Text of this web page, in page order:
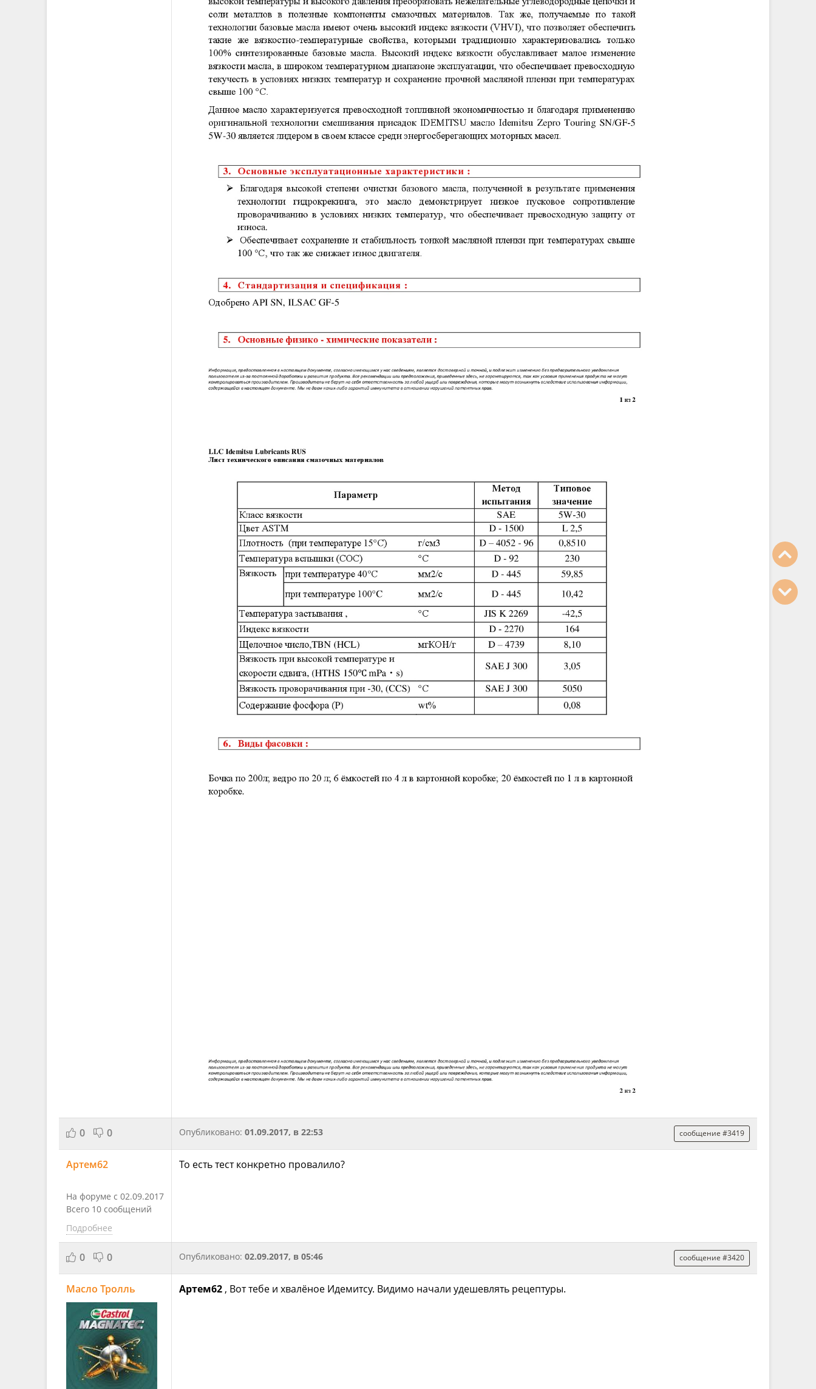
0 0 Опубликовано: 01.09.2017, в 22:53 сообщение #3419
Артем62
На форуме с 02.09.2017
Всего 10 сообщений
Подробнее
То есть тест конкретно провалило?
0 0 Опубликовано: 02.09.2017, в 05:46 сообщение #3420
Масло Тролль Артем62 , Вот тебе и хвалёное Идемитсу. Видимо начали удешевлять рецептуры.